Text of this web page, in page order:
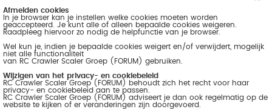
Afmelden cookies
In je browser kan je instellen welke cookies moeten worden
geaccepteerd. Je kunt alle of alleen bepaalde cookies weigeren.
Raadpleeg hiervoor zo nodig de helpfunctie van je browser.
Wel kun je, indien je bepaalde cookies weigert en/of verwijdert, mogelijk
niet alle functionaliteit
van RC Crawler Scaler Groep (FORUM) gebruiken.
Wijzigen van het privacy- en cookiebeleid
RC Crawler Scaler Groep (FORUM) behoudt zich het recht voor haar
privacy- en cookiebeleid aan te passen.
RC Crawler Scaler Groep (FORUM) adviseert je dan ook regelmatig op de
website te kijken of er veranderingen zijn doorgevoerd.